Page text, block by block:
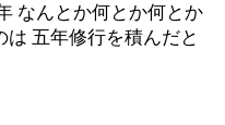
なんとか何とか何とか
五年修行を積んだと